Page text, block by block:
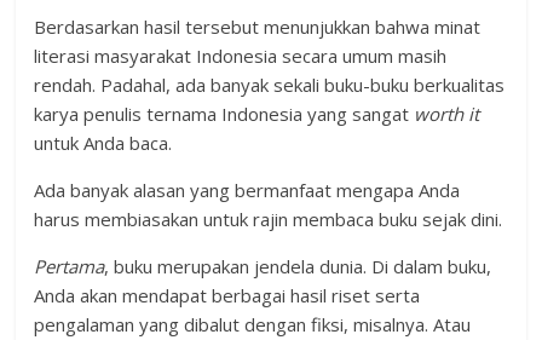
Berdasarkan hasil tersebut menunjukkan bahwa minat
literasi masyarakat Indonesia secara umum masih
rendah. Padahal, ada banyak sekali buku-buku berkualitas
karya penulis ternama Indonesia yang sangat worth it
untuk Anda baca.
Ada banyak alasan yang bermanfaat mengapa Anda
harus membiasakan untuk rajin membaca buku sejak dini.
Pertama, buku merupakan jendela dunia. Di dalam buku,
Anda akan mendapat berbagai hasil riset serta
pengalaman yang dibalut dengan fiksi, misalnya. Atau